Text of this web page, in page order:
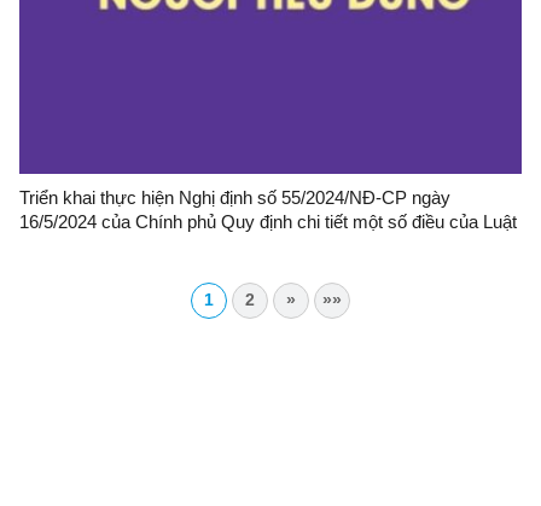
Triển khai thực hiện Nghị định số 55/2024/NĐ-CP ngày
16/5/2024 của Chính phủ Quy định chi tiết một số điều của Luật
1 2 » »»